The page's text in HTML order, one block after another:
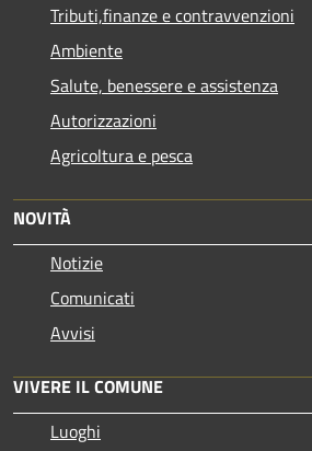
Tributi,finanze e contravvenzioni
Ambiente
Salute, benessere e assistenza
Autorizzazioni
Agricoltura e pesca
NOVITÀ
Notizie
Comunicati
Avvisi
VIVERE IL COMUNE
Luoghi